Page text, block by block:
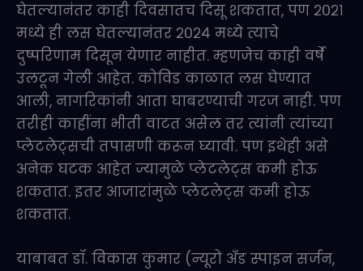
घेतल्यानंतर काही दिवसातच दिसू शकतात, पण २०२१
मध्ये ही लस घेतल्यानंतर २०२४ मध्ये त्याचे
दुष्परिणाम दिसून येणार नाहीत. म्हणजेच काही वर्षे
उलटून गेली आहेत. कोविड काळात लस घेण्यात
आली, नागरिकांनी आता घाबरण्याची गरज नाही. पण
तरीही काहींना भीती वाटत असेल तर त्यांनी त्यांच्या
प्लेटलेट्सची तपासणी करून घ्यावी. पण इथेही असे
अनेक घटक आहेत ज्यामुळे प्लेटलेट्स कमी होऊ
शकतात. इतर आजारांमुळे प्लेटलेट्स कमी होऊ
शकतात.
याबाबत डॉ. विकास कुमार (न्यूरो अँड स्पाइन सर्जन,